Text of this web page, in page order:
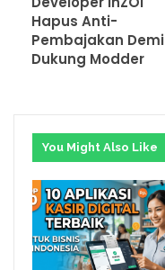
Hapus Anti-
Pembajakan Demi
Dukung Modder
You Might Also Like